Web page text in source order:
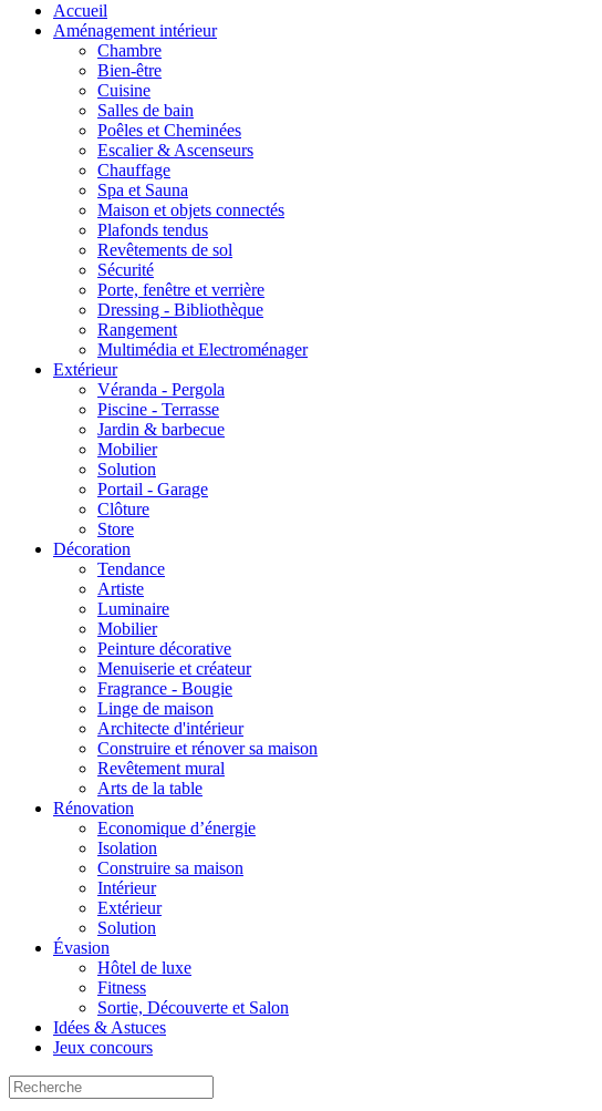
Accueil
Aménagement intérieur
Chambre
Bien-être
Cuisine
Salles de bain
Poêles et Cheminées
Escalier & Ascenseurs
Chauffage
Spa et Sauna
Maison et objets connectés
Plafonds tendus
Revêtements de sol
Sécurité
Porte, fenêtre et verrière
Dressing - Bibliothèque
Rangement
Multimédia et Electroménager
Extérieur
Véranda - Pergola
Piscine - Terrasse
Jardin & barbecue
Mobilier
Solution
Portail - Garage
Clôture
Store
Décoration
Tendance
Artiste
Luminaire
Mobilier
Peinture décorative
Menuiserie et créateur
Fragrance - Bougie
Linge de maison
Architecte d'intérieur
Construire et rénover sa maison
Revêtement mural
Arts de la table
Rénovation
Economique d’énergie
Isolation
Construire sa maison
Intérieur
Extérieur
Solution
Évasion
Hôtel de luxe
Fitness
Sortie, Découverte et Salon
Idées & Astuces
Jeux concours